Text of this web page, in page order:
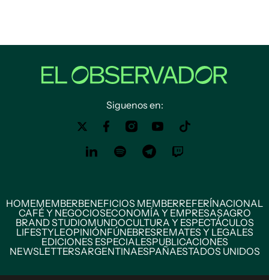
Siguenos en:
HOMEMEMBERBENEFICIOS MEMBERREFERÍNACIONAL
CAFÉ Y NEGOCIOSECONOMÍA Y EMPRESASAGRO
BRAND STUDIOMUNDOCULTURA Y ESPECTÁCULOS
LIFESTYLEOPINIÓNFÚNEBRESREMATES Y LEGALES
EDICIONES ESPECIALESPUBLICACIONES
NEWSLETTERSARGENTINAESPAÑAESTADOS UNIDOS